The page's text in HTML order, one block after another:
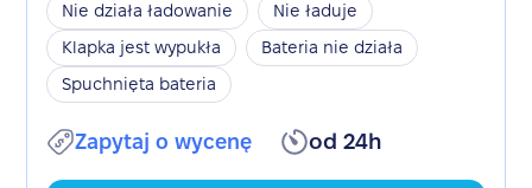
Nie działa ładowanie
Nie ładuje
Klapka jest wypukła
Bateria nie działa
Spuchnięta bateria
Zapytaj o wycenę od 24h